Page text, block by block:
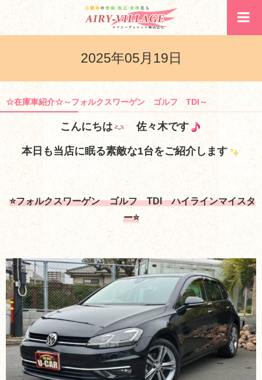
2025年05月19日
☆在庫車紹介☆～フォルクスワーゲン ゴルフ TDI～
こんにちは 佐々木です
本日も当店に眠る素敵な1台をご紹介します
⭐フォルクスワーゲン ゴルフ TDI ハイラインマイスタ
ー⭐